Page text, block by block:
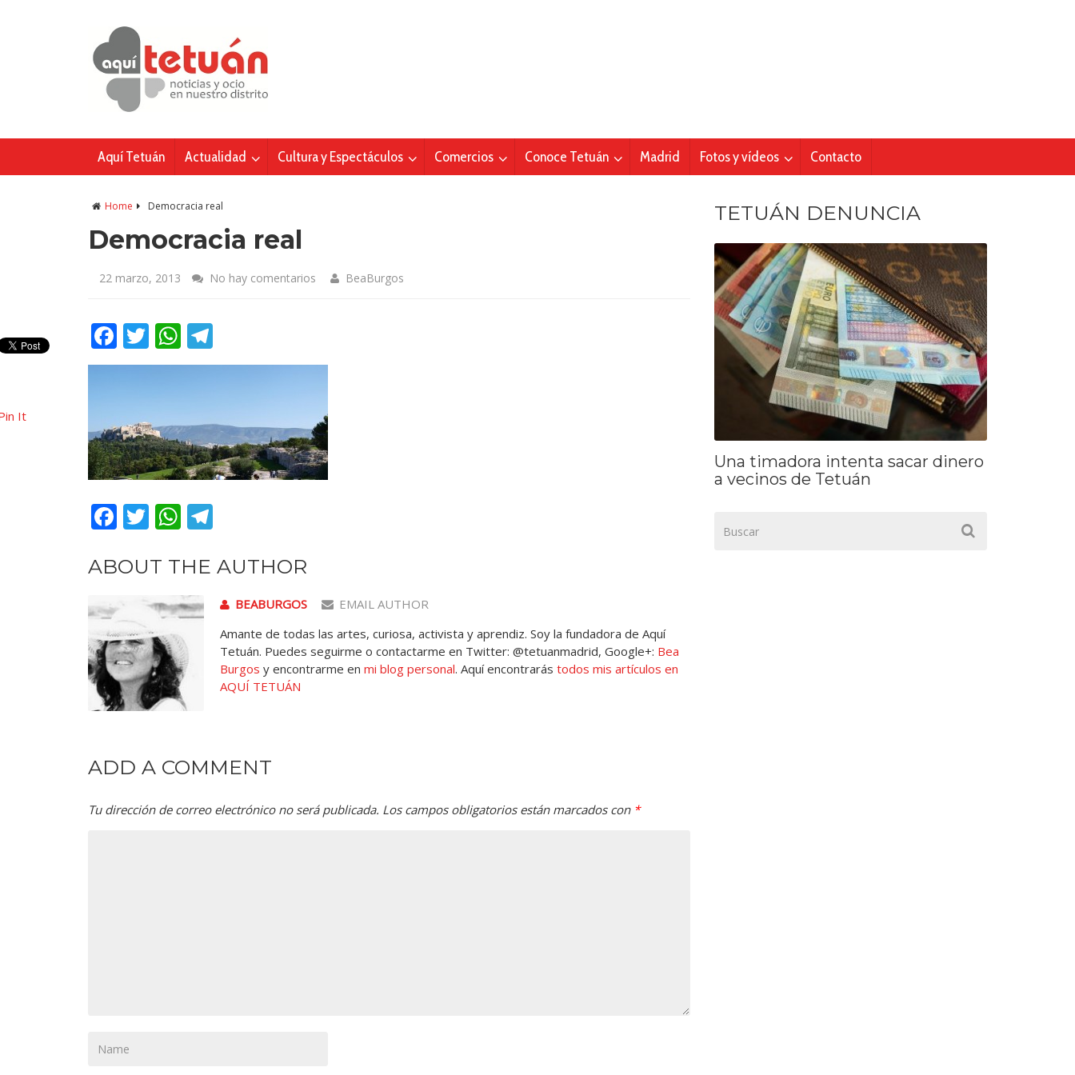
Aquí Tetuán Actualidad Cultura y Espectáculos Comercios Conoce Tetuán Madrid Fotos y vídeos Contacto
Home Democracia real
Democracia real
22 marzo, 2013 No hay comentarios BeaBurgos
Facebook
TwitterWhatsApp
Facebook
TwitterWhatsApp
It
ABOUT THE AUTHOR
BEABURGOS
EMAIL AUTHOR
Amante de todas las artes, curiosa, activista y aprendiz. Soy la fundadora de Aquí
Tetuán. Puedes seguirme o contactarme en Twitter: @tetuanmadrid, Google+: Bea
Burgos y encontrarme en mi blog personal. Aquí encontrarás todos mis artículos en
AQUÍ TETUÁN
ADD A COMMENT
Tu dirección de correo electrónico no será publicada. Los campos obligatorios están marcados con *
TETUÁN DENUNCIA
Una timadora intenta sacar dinero
a vecinos de Tetuán